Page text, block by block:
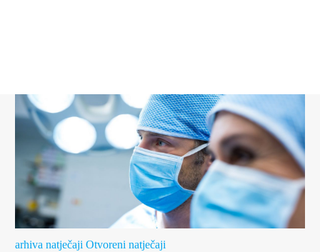
arhiva natječaji Otvoreni natječaji